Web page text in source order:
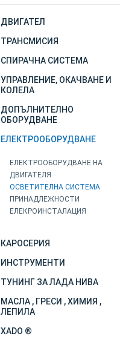
ДВИГАТЕЛ
ТРАНСМИСИЯ
СПИРАЧНА СИСТЕМА
УПРАВЛЕНИЕ, ОКАЧВАНЕ И
КОЛЕЛА
ДОПЪЛНИТЕЛНО
ОБОРУДВАНЕ
ЕЛЕКТРООБОРУДВАНЕ
ЕЛЕКТРООБОРУДВАНЕ НА
ДВИГАТЕЛЯ
ОСВЕТИТЕЛНА СИСТЕМА
ПРИНАДЛЕЖНОСТИ
ЕЛЕКРОИНСТАЛАЦИЯ
КАРОСЕРИЯ
ИНСТРУМЕНТИ
ТУНИНГ ЗА ЛАДА НИВА
МАСЛА , ГРЕСИ , ХИМИЯ ,
ЛЕПИЛА
XADO ®